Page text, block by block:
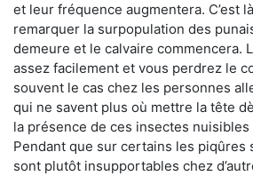
et leur fréquence augmentera. C’est
remarquer la surpopulation des
demeure et le calvaire commencera.
assez facilement et vous perdrez le
souvent le cas chez les personnes
qui ne savent plus où mettre la tête
la présence de ces insectes
Pendant que sur certains les piqûres
sont plutôt insupportables chez